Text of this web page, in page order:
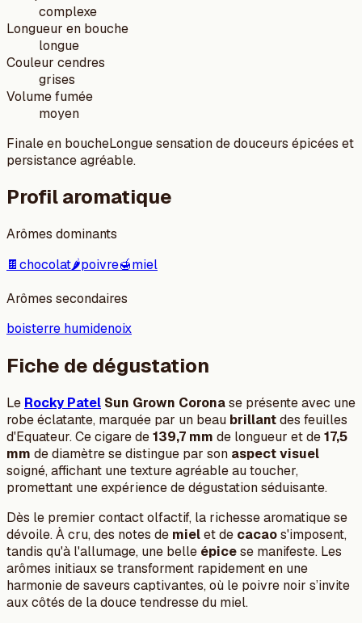
complexe
Longueur en bouche
longue
Couleur cendres
grises
Volume fumée
moyen
Finale en boucheLongue sensation de douceurs épicées et
persistance agréable.
Profil aromatique
Arômes dominants
🍫chocolat🌶️poivre🍯miel
Arômes secondaires
boisterre humidenoix
Fiche de dégustation
Le Rocky Patel Sun Grown Coronase présente avec une
robe éclatante, marquée par un beau brillantdes feuilles
d'Equateur. Ce cigare de139,7 mm de longueur et de17,5
mm de diamètre se distingue par son aspect visuel
soigné, affichant une texture agréable au toucher,
promettant une expérience de dégustation séduisante.
Dès le premier contact olfactif, la richesse aromatique se
dévoile. À cru, des notes de mielet de cacaos'imposent,
tandis qu'à l'allumage, une belle épicese manifeste. Les
arômes initiaux se transforment rapidement en une
harmonie de saveurs captivantes, où le poivre noir s’invite
aux côtés de la douce tendresse du miel.